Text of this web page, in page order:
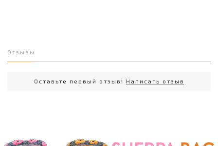
Отзывы
Оставьте первый отзыв! Написать отзыв